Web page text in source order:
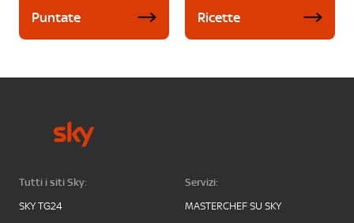
Puntate Ricette
Tutti i siti Sky:
SKY TG24
Servizi:
MASTERCHEF SU SKY